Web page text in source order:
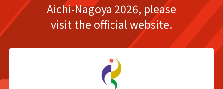
Aichi-Nagoya 2026, please
visit the official website.